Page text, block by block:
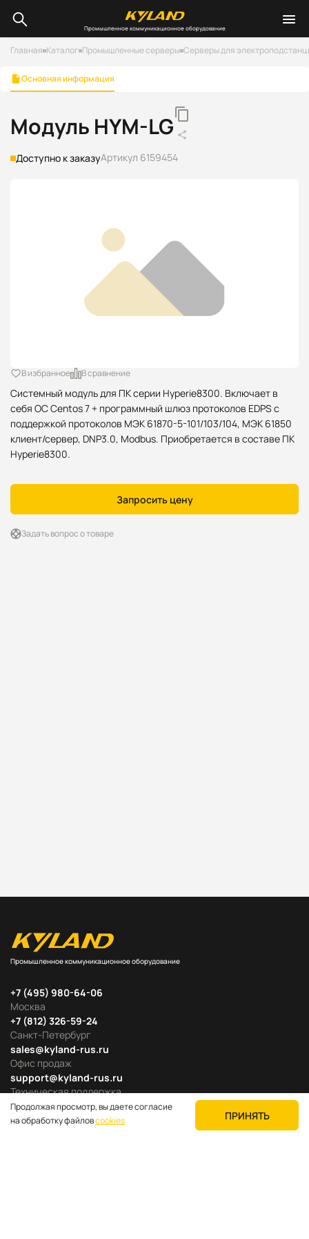
Промышленное коммуникационное оборудование
Главная Каталог Промышленные серверы Серверы для
Основная информация
Модуль HYM-LG
Доступно к заказуАртикул 6159454
Системный модуль для ПК серии Hyperie8300. Включает в
себя ОС Centos 7 + программный шлюз протоколов EDPS с
поддержкой протоколов МЭК 61870-5-101/103/104, МЭК 61850
клиент/сервер, DNP3.0, Modbus. Приобретается в составе ПК
Hyperie8300.
В избранное В сравнение
Запросить цену
Задать вопрос о товаре
Промышленное коммуникационное оборудование
Москва
+7 (495) 980-64-06
Офис продаж
sales@kyland-rus.ru
Санкт-Петербург
+7 (812) 326-59-24
Техническая поддержка
support@kyland-rus.ru
Продолжая просмотр, вы даете согласие
на обработку файловcookies ПРИНЯТЬ